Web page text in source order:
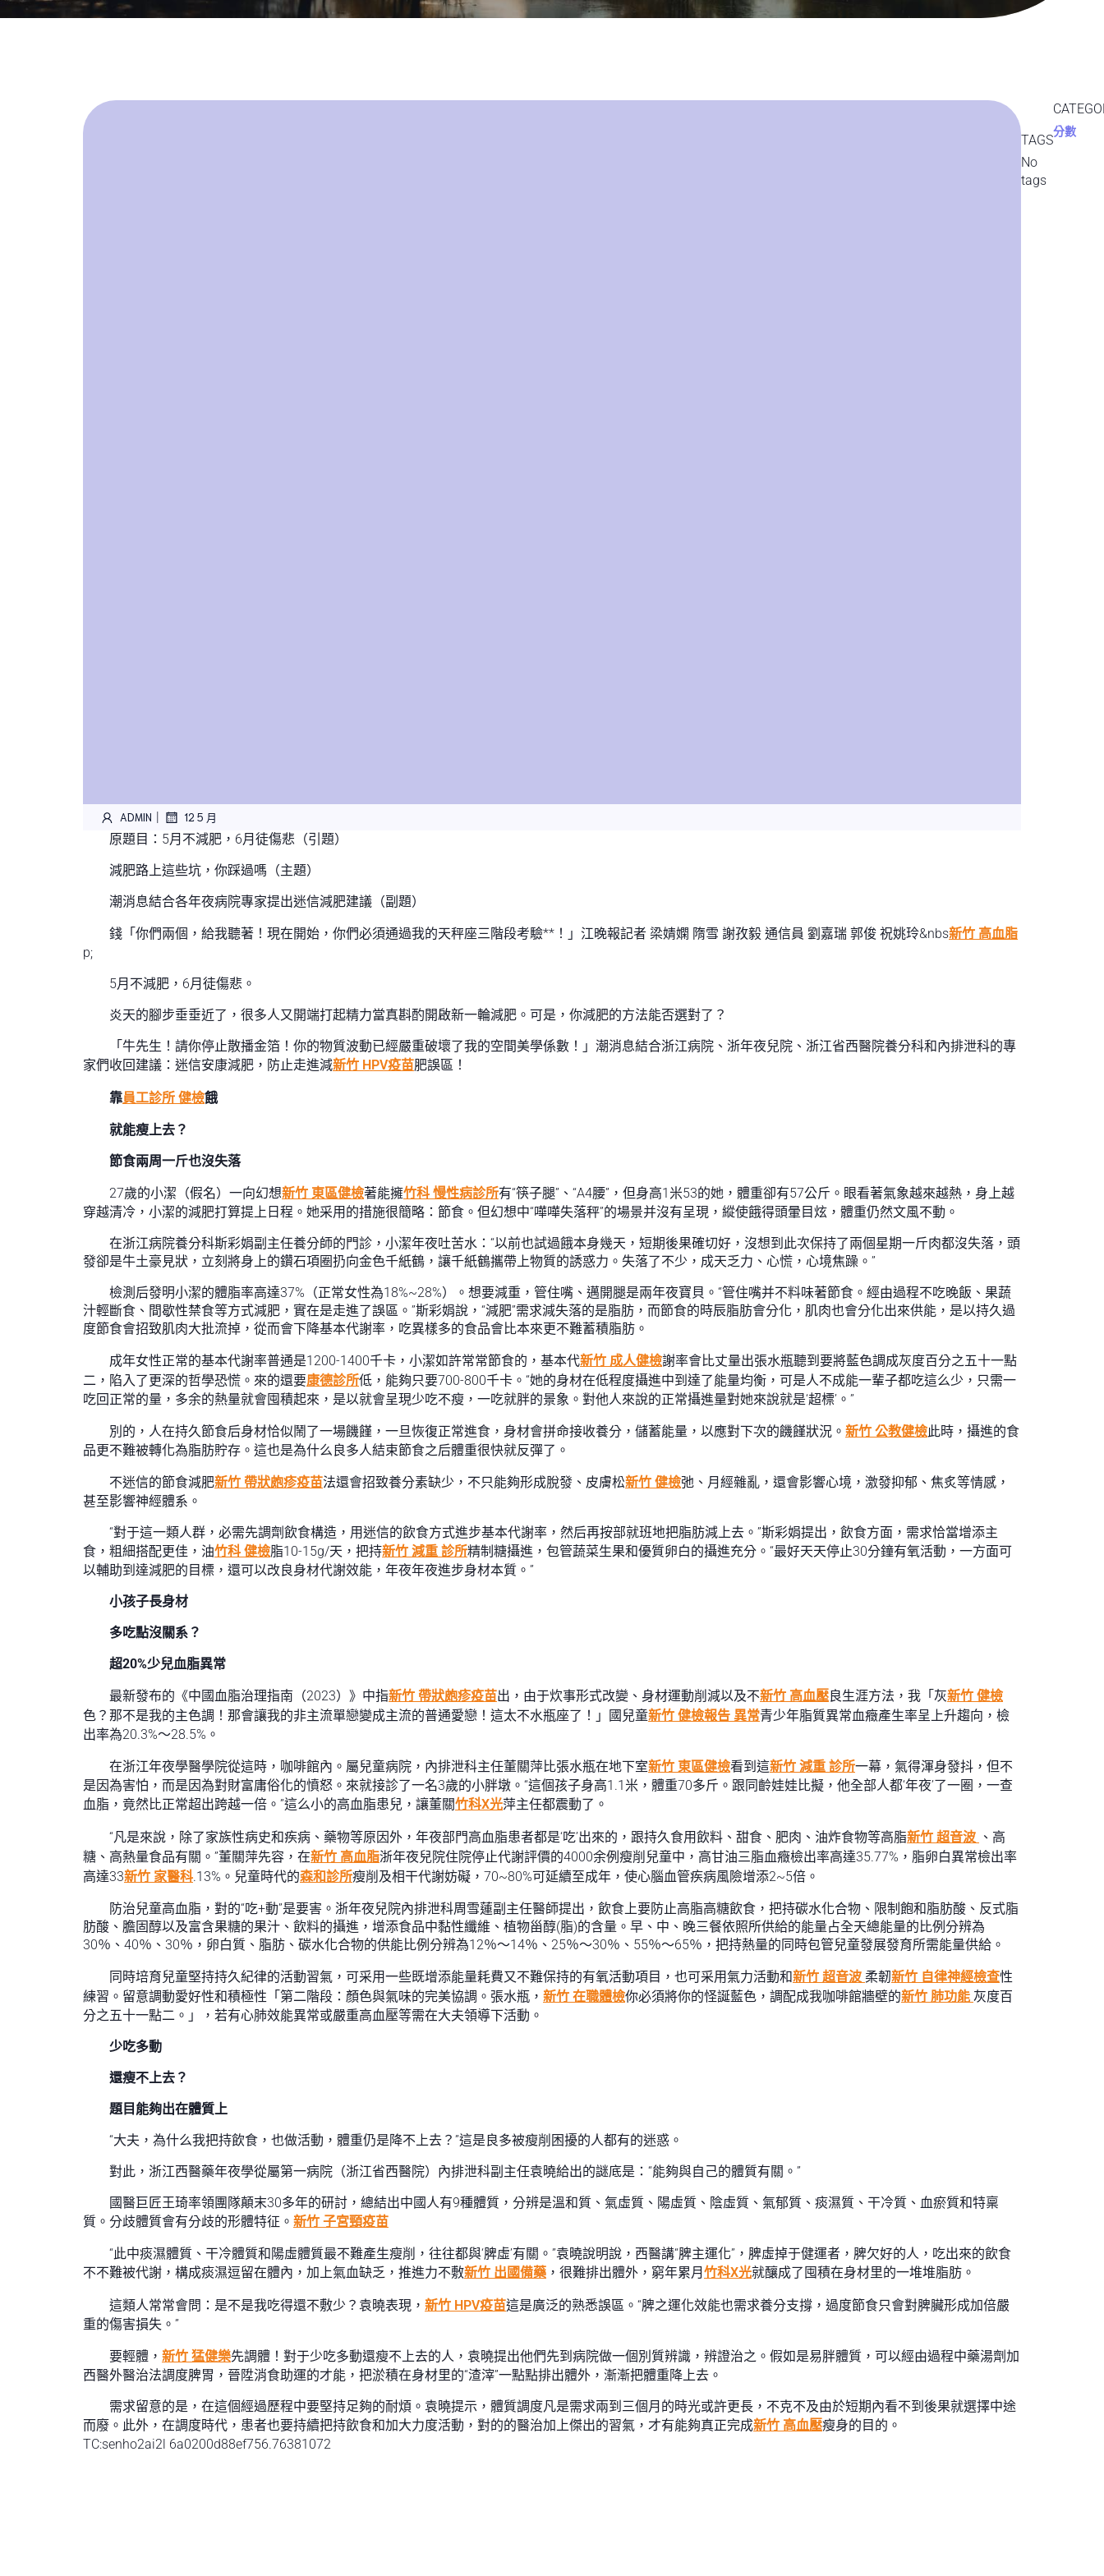
ADMIN | 12 5 月
原題目：5月不減肥，6月徒傷悲（引題）
減肥路上這些坑，你踩過嗎（主題）
潮消息結合各年夜病院專家提出迷信減肥建議（副題）
錢「你們兩個，給我聽著！現在開始，你們必須通過我的天秤座三階段考驗**！」江晚報記者 梁婧嫻 隋雪 謝孜毅 通信員 劉嘉瑞 郭俊 祝姚玲&nbs新竹 高血脂
p;
5月不減肥，6月徒傷悲。
炎天的腳步垂垂近了，很多人又開端打起精力當真斟酌開啟新一輪減肥。可是，你減肥的方法能否選對了？
「牛先生！請你停止散播金箔！你的物質波動已經嚴重破壞了我的空間美學係數！」潮消息結合浙江病院、浙年夜兒院、浙江省西醫院養分科和內排泄科的專
家們收回建議：迷信安康減肥，防止走進減新竹 HPV疫苗肥誤區！
靠員工診所 健檢餓
就能瘦上去？
節食兩周一斤也沒失落
27歲的小潔（假名）一向幻想新竹 東區健檢著能擁竹科 慢性病診所有“筷子腿”、“A4腰”，但身高1米53的她，體重卻有57公斤。眼看著氣象越來越熱，身上越
穿越清冷，小潔的減肥打算提上日程。她采用的措施很簡略：節食。但幻想中“嘩嘩失落秤”的場景并沒有呈現，縱使餓得頭暈目炫，體重仍然文風不動。
在浙江病院養分科斯彩娟副主任養分師的門診，小潔年夜吐苦水：“以前也試過餓本身幾天，短期後果確切好，沒想到此次保持了兩個星期一斤肉都沒失落，頭
發卻是牛土豪見狀，立刻將身上的鑽石項圈扔向金色千紙鶴，讓千紙鶴攜帶上物質的誘惑力。失落了不少，成天乏力、心慌，心境焦躁。”
檢測后發明小潔的體脂率高達37%（正常女性為18%~28%）。想要減重，管住嘴、邁開腿是兩年夜寶貝。“管住嘴并不料味著節食。經由過程不吃晚飯、果蔬
汁輕斷食、間歇性禁食等方式減肥，實在是走進了誤區。”斯彩娟說，“減肥”需求減失落的是脂肪，而節食的時辰脂肪會分化，肌肉也會分化出來供能，是以持久過
度節食會招致肌肉大批流掉，從而會下降基本代謝率，吃異樣多的食品會比本來更不難蓄積脂肪。
成年女性正常的基本代謝率普通是1200-1400千卡，小潔如許常常節食的，基本代新竹 成人健檢謝率會比丈量出張水瓶聽到要將藍色調成灰度百分之五十一點
二，陷入了更深的哲學恐慌。來的還要康德診所低，能夠只要700-800千卡。“她的身材在低程度攝進中到達了能量均衡，可是人不成能一輩子都吃這么少，只需一
吃回正常的量，多余的熱量就會囤積起來，是以就會呈現少吃不瘦，一吃就胖的景象。對他人來說的正常攝進量對她來說就是‘超標’。”
別的，人在持久節食后身材恰似鬧了一場饑饉，一旦恢復正常進食，身材會拼命接收養分，儲蓄能量，以應對下次的饑饉狀況。 新竹 公教健檢此時，攝進的食
品更不難被轉化為脂肪貯存。這也是為什么良多人結束節食之后體重很快就反彈了。
不迷信的節食減肥新竹 帶狀皰疹疫苗法還會招致養分素缺少，不只能夠形成脫發、皮膚松新竹 健檢弛、月經雜亂，還會影響心境，激發抑郁、焦炙等情感，
甚至影響神經體系。
“對于這一類人群，必需先調劑飲食構造，用迷信的飲食方式進步基本代謝率，然后再按部就班地把脂肪減上去。”斯彩娟提出，飲食方面，需求恰當增添主
食，粗細搭配更佳，油竹科 健檢脂10-15g/天，把持新竹 減重 診所精制糖攝進，包管蔬菜生果和優質卵白的攝進充分。“最好天天停止30分鐘有氧活動，一方面可
以輔助到達減肥的目標，還可以改良身材代謝效能，年夜年夜進步身材本質。”
小孩子長身材
多吃點沒關系？
超20%少兒血脂異常
最新發布的《中國血脂治理指南（2023）》中指新竹 帶狀皰疹疫苗出，由于炊事形式改變、身材運動削減以及不新竹 高血壓良生涯方法，我「灰新竹 健檢
色？那不是我的主色調！那會讓我的非主流單戀變成主流的普通愛戀！這太不水瓶座了！」國兒童新竹 健檢報告 異常青少年脂質異常血癥產生率呈上升趨向，檢
出率為20.3%～28.5%。
在浙江年夜學醫學院從這時，咖啡館內。屬兒童病院，內排泄科主任董關萍比張水瓶在地下室新竹 東區健檢看到這新竹 減重 診所一幕，氣得渾身發抖，但不
是因為害怕，而是因為對財富庸俗化的憤怒。來就接診了一名3歲的小胖墩。“這個孩子身高1.1米，體重70多斤。跟同齡娃娃比擬，他全部人都‘年夜’了一圈，一查
血脂，竟然比正常超出跨越一倍。”這么小的高血脂患兒，讓董關竹科X光萍主任都震動了。
“凡是來說，除了家族性病史和疾病、藥物等原因外，年夜部門高血脂患者都是‘吃’出來的，跟持久食用飲料、甜食、肥肉、油炸食物等高脂新竹 超音波 、高
糖、高熱量食品有關。”董關萍先容，在新竹 高血脂浙年夜兒院住院停止代謝評價的4000余例瘦削兒童中，高甘油三脂血癥檢出率高達35.77%，脂卵白異常檢出率
高達33新竹 家醫科.13%。兒童時代的森和診所瘦削及相干代謝妨礙，70~80%可延續至成年，使心腦血管疾病風險增添2~5倍。
防治兒童高血脂，對的“吃+動”是要害。浙年夜兒院內排泄科周雪蓮副主任醫師提出，飲食上要防止高脂高糖飲食，把持碳水化合物、限制飽和脂肪酸、反式脂
肪酸、膽固醇以及富含果糖的果汁、飲料的攝進，增添食品中黏性纖維、植物甾醇(脂)的含量。早、中、晚三餐依照所供給的能量占全天總能量的比例分辨為
30％、40％、30％，卵白質、脂肪、碳水化合物的供能比例分辨為12％～14％、25％～30％、55％～65％，把持熱量的同時包管兒童發展發育所需能量供給。
同時培育兒童堅持持久紀律的活動習氣，可采用一些既增添能量耗費又不難保持的有氧活動項目，也可采用氣力活動和新竹 超音波 柔韌新竹 自律神經檢查性
練習。留意調動愛好性和積極性「第二階段：顏色與氣味的完美協調。張水瓶， 新竹 在職體檢你必須將你的怪誕藍色，調配成我咖啡館牆壁的新竹 肺功能 灰度百
分之五十一點二。」，若有心肺效能異常或嚴重高血壓等需在大夫領導下活動。
少吃多動
還瘦不上去？
題目能夠出在體質上
“大夫，為什么我把持飲食，也做活動，體重仍是降不上去？”這是良多被瘦削困擾的人都有的迷惑。
對此，浙江西醫藥年夜學從屬第一病院（浙江省西醫院）內排泄科副主任袁曉給出的謎底是：“能夠與自己的體質有關。”
國醫巨匠王琦率領團隊顛末30多年的研討，總結出中國人有9種體質，分辨是溫和質、氣虛質、陽虛質、陰虛質、氣郁質、痰濕質、干冷質、血瘀質和特稟
質。分歧體質會有分歧的形體特征。 新竹 子宮頸疫苗
“此中痰濕體質、干冷體質和陽虛體質最不難產生瘦削，往往都與‘脾虛’有關。”袁曉說明說，西醫講“脾主運化”，脾虛掉于健運者，脾欠好的人，吃出來的飲食
不不難被代謝，構成痰濕逗留在體內，加上氣血缺乏，推進力不敷新竹 出國備藥 ，很難排出體外，窮年累月 竹科X光就釀成了囤積在身材里的一堆堆脂肪。
這類人常常會問：是不是我吃得還不敷少？袁曉表現， 新竹 HPV疫苗這是廣泛的熟悉誤區。“脾之運化效能也需求養分支撐，過度節食只會對脾臟形成加倍嚴
重的傷害損失。”
要輕體， 新竹 猛健樂先調體！對于少吃多動還瘦不上去的人，袁曉提出他們先到病院做一個別質辨識，辨證治之。假如是易胖體質，可以經由過程中藥湯劑加
西醫外醫治法調度脾胃，晉陞消食助運的才能，把淤積在身材里的“渣滓”一點點排出體外，漸漸把體重降上去。
需求留意的是，在這個經過歷程中要堅持足夠的耐煩。袁曉提示，體質調度凡是需求兩到三個月的時光或許更長，不克不及由於短期內看不到後果就選擇中途
而廢。此外，在調度時代，患者也要持續把持飲食和加大力度活動，對的的醫治加上傑出的習氣，才有能夠真正完成新竹 高血壓瘦身的目的。
TC:senho2ai2l 6a0200d88ef756.76381072
TAGS
No
tags
分數